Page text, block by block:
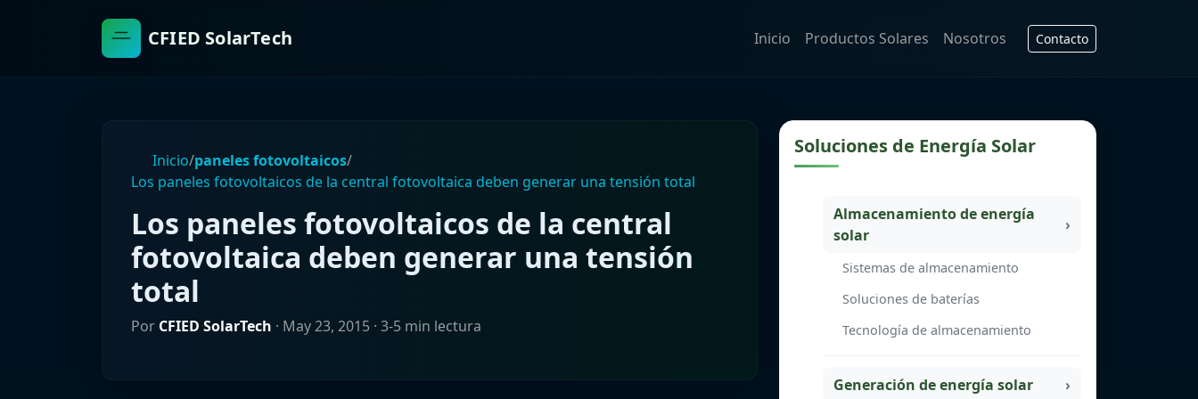
CFIED SolarTech Inicio Productos Solares Nosotros Contacto
Inicio/paneles fotovoltaicos/
Los paneles fotovoltaicos de la central fotovoltaica deben generar una tensión total
Los paneles fotovoltaicos de la central
fotovoltaica deben generar una tensión
total
Por CFIED SolarTech · May 23, 2015 · 3-5 min lectura
Soluciones de Energía Solar
Almacenamiento de energía
solar
Sistemas de almacenamiento
Soluciones de baterías
Tecnología de almacenamiento
Generación de energía solar